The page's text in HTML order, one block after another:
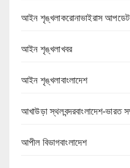
আইন শৃঙ্খলাকরোনাভাইরাস আপডেট
আইন শৃঙ্খলাখবর
আইন শৃঙ্খলাবাংলাদেশ
আখাউড়া স্থলবন্দরবাংলাদেশ-ভারত
আপীল বিভাগবাংলাদেশ